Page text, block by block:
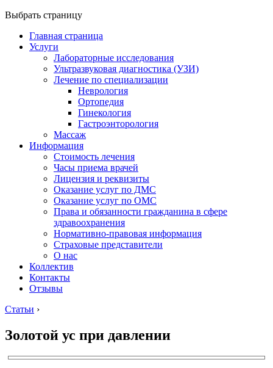
Выбрать страницу
Главная страница
Услуги
Лабораторные исследования
Ультразвуковая диагностика (УЗИ)
Лечение по специализации
Неврология
Ортопедия
Гинекология
Гастроэнторология
Массаж
Информация
Стоимость лечения
Часы приема врачей
Лицензия и реквизиты
Оказание услуг по ДМС
Оказание услуг по ОМС
Права и обязанности гражданина в сфере
здравоохранения
Нормативно-правовая информация
Страховые представители
О нас
Коллектив
Контакты
Отзывы
Статьи ›
Золотой ус при давлении